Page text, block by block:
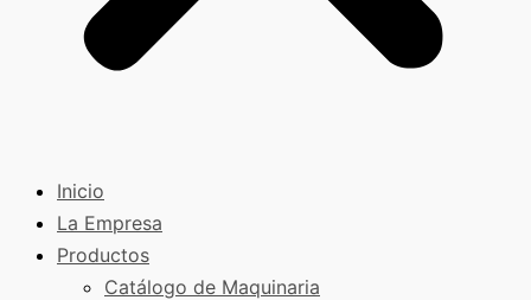
Inicio
La Empresa
Productos
Catálogo de Maquinaria